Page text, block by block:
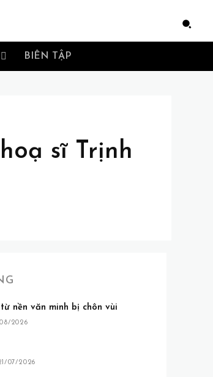
BIÊN TẬP
sĩ Trịnh
nền văn minh bị chôn vùi
2026
07/2026